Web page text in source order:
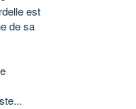
est
de sa